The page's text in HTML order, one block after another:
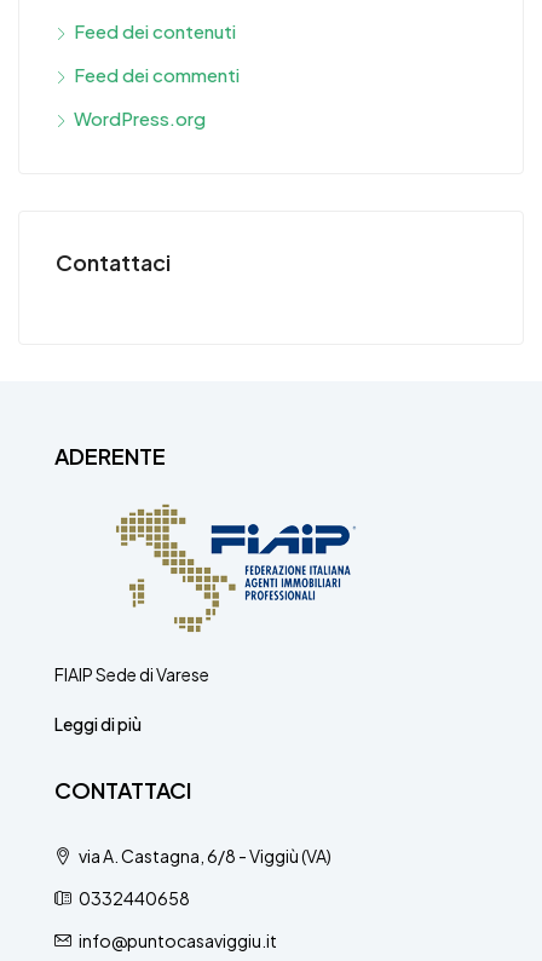
Feed dei contenuti
Feed dei commenti
WordPress.org
Contattaci
ADERENTE
FIAIP Sede di Varese
Leggi di più
CONTATTACI
via A. Castagna, 6/8 - Viggiù (VA)
0332440658
info@puntocasaviggiu.it